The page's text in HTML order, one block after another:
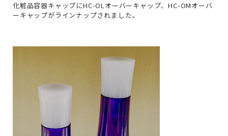
化粧品容器キャップにHC-OLオーバーキャップ、HC-OMオーバ
ーキャップがラインナップされました。